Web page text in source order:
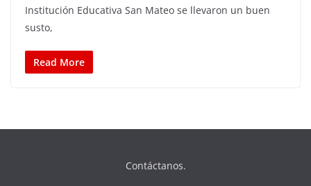
Institución Educativa San Mateo se llevaron un buen
susto,
Read More
Contáctanos.